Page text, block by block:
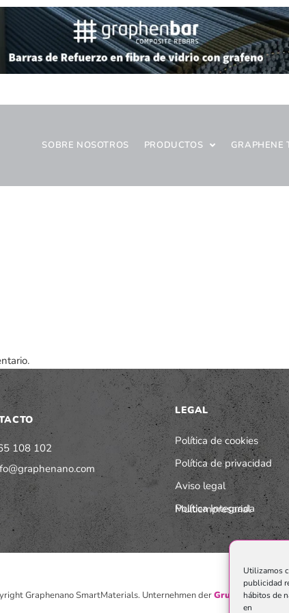
Utilizamos
publicidad
hábitos de
en
SOBRE NOSOTROS PRODUCTOS GRAPHENE
108 102
LEGAL
Política de cookies
Política de privacidad
Aviso legal
Política Integrada Multiempresarial
Graphenano SmartMaterials. Unternehmen derGrupo